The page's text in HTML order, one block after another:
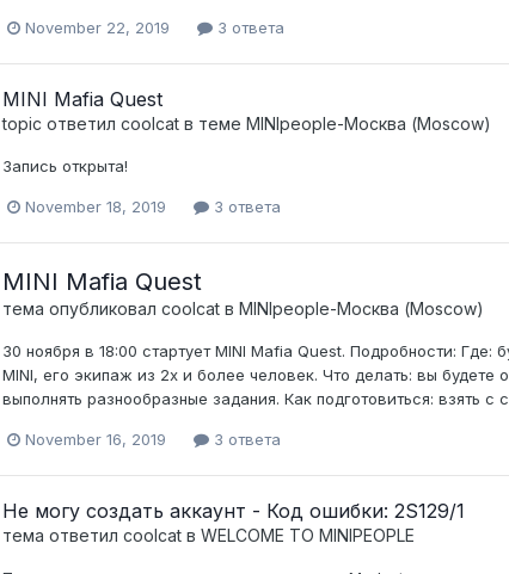
November 22, 2019 3 ответа
MINI Mafia Quest
topic ответил coolcatв теме MINIpeople-Москва (Moscow)
Запись открыта!
November 18, 2019 3 ответа
MINI Mafia Quest
тема опубликовал coolcatв MINIpeople-Москва (Moscow)
30 ноября в 18:00 стартует MINI Mafia Quest. Подробности:
MINI, его экипаж из 2х и более человек. Что делать: вы
выполнять разнообразные задания. Как подготовиться: взять
November 16, 2019 3 ответа
Не могу создать аккаунт - Код ошибки: 2S129/1
тема ответил coolcatв WELCOME TO MINIPEOPLE